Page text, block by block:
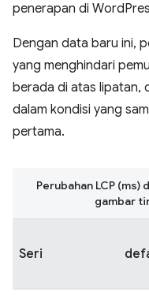
penerapan di
Dengan data baru ini,
yang menghindari
berada di atas lipatan,
dalam kondisi yang
pertama.
Seri
Perubahan LCP
gambar